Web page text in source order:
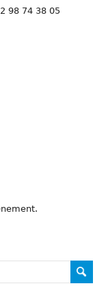
98 74 38 05